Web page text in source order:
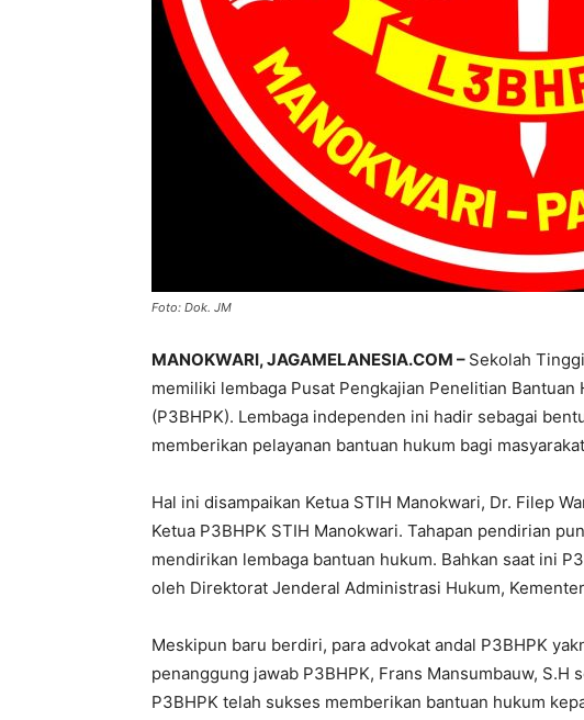
Foto: Dok. JM
MANOKWARI, JAGAMELANESIA.COM – Sekolah
memiliki lembaga Pusat Pengkajian Penelitian
(P3BHPK). Lembaga independen ini hadir sebagai
memberikan pelayanan bantuan hukum bagi
Hal ini disampaikan Ketua STIH Manokwari, Dr. Filep
Ketua P3BHPK STIH Manokwari. Tahapan pendirian
mendirikan lembaga bantuan hukum. Bahkan saat ini
oleh Direktorat Jenderal Administrasi Hukum,
Meskipun baru berdiri, para advokat andal P3BHPK
penanggung jawab P3BHPK, Frans Mansumbauw,
P3BHPK telah sukses memberikan bantuan hukum